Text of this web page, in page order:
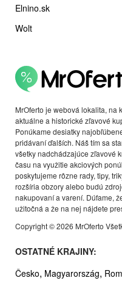
MrOferto je webová lokalita, na
aktuálne a historické zľavové
Ponúkame desiatky
pridávaní ďalších. Náš tím sa
všetky nadchádzajúce zľavové
času na využitie akciových
poskytujeme rôzne rady, tipy,
rozšíria obzory alebo budú
nakupovaní a varení. Dúfame,
užitočná a že na nej nájdete
Copyright © 2026 MrOferto
Elnino.sk
Wolt
OSTATNÉ KRAJINY:
Česko, Magyarország,